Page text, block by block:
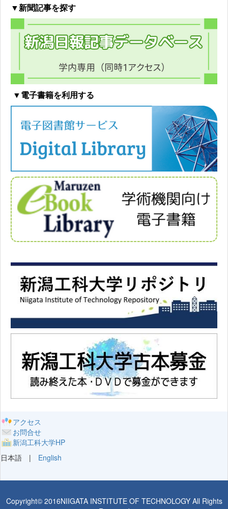
▼新聞記事を探す
▼電子書籍を利用する
アクセス
お問合せ
新潟工科大学HP
日本語 | English
Copyright© 2016NIIGATA INSTITUTE OF TECHNOLOGY All Rights